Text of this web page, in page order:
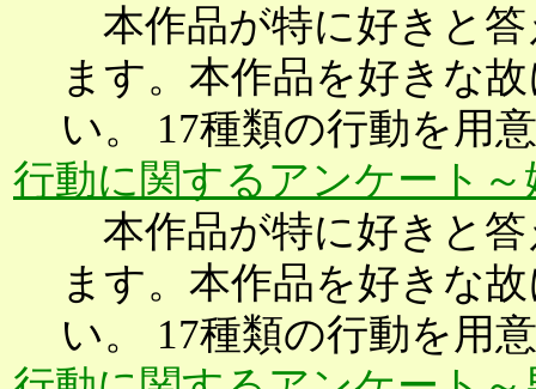
本作品が特に好きと
ます。本作品を好きな
い。 17種類の行動を用
行動に関するアンケート～
本作品が特に好きと
ます。本作品を好きな
い。 17種類の行動を用